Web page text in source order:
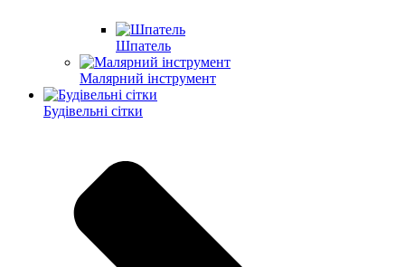
Шпатель
Малярний інструмент
Будівельні сітки